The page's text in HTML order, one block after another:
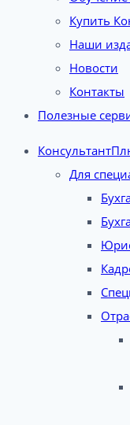
Купить
Наши
Новости
Контакты
Полезные
Для